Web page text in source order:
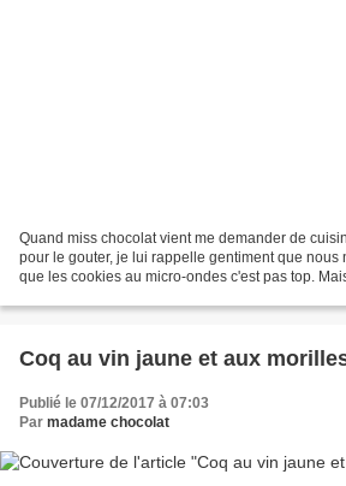
Quand miss chocolat vient me demander de
pour le gouter, je lui rappelle gentiment que nous
que les cookies au micro-ondes c'est pas top.
Coq au vin jaune et aux
Publié le 07/12/2017 à 07:03
Par madame chocolat